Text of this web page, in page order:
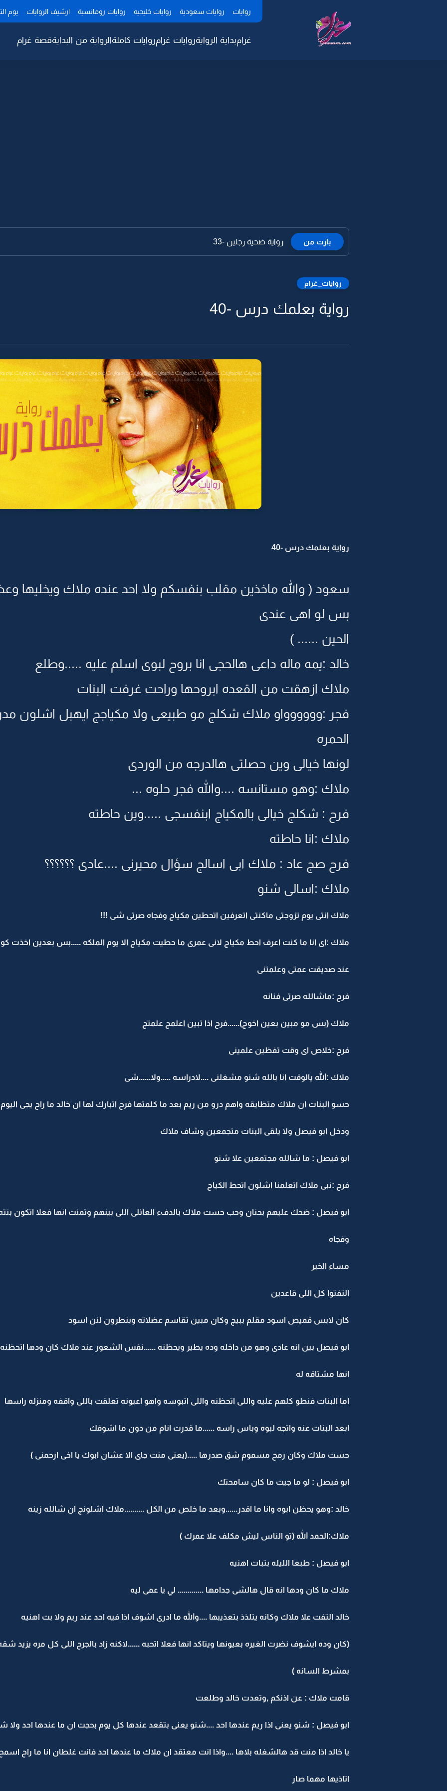
روايات روايات سعودية روايات خليجيه روايات رومانسية ارشيف الروايات يوم
غرامبداية الروايةروايات غرامروايات كاملةالرواية من البدايةقصة غرام
بارت من رواية ضحية رجلين -32
روايات_غرام
رواية بعلمك درس -40
رواية بعلمك درس -40
سعود ( والله ماخذين مقلب بنفسكم ولا احد عنده ملاك ويخليها
بس لو اهى عندى
الحين ...... )
خالد :يمه ماله داعى هالحجى انا بروح لبوى اسلم عليه .....وطلع
ملاك ازهقت من القعده ابروحها وراحت غرفت البنات
فجر :وووووواو ملاك شكلج مو طبيعى ولا مكياجج ايهبل اشلون
الحمره
لونها خيالى وين حصلتى هالدرجه من الوردى
ملاك :وهو مستانسه ....والله فجر حلوه ...
فرح : شكلج خيالى بالمكياج ابنفسجى .....وين حاطته
ملاك :انا حاطته
فرح صج عاد : ملاك ابى اسالج سؤال محيرنى ....عادى ؟؟؟؟؟؟
ملاك :اسالى شنو
ملاك انتى يوم تزوجتى ماكنتى اتعرفين اتحطين مكياج وفجاه صرتى شى !!!
ملاك :اى انا ما كنت اعرف احط مكياج لانى عمرى ما حطيت مكياج الا يوم الملكه .....بس بعدين اخذت
عند صديقت عمتى وعلمتنى
فرح :ماشالله صرتى فنانه
ملاك (بس مو مبين بعين اخوج)......فرح اذا تبين اعلمج علمتج
فرح :خلاص اى وقت تفظين علمينى
ملاك :الله يالوقت انا بالله شنو مشغلنى ....لادراسه .....ولا......شى
حسو البنات ان ملاك متظايقه واهم درو من ريم بعد ما كلمتها فرح اتبارك لها ان خالد ما راح يجى اليوم
ودخل ابو فيصل ولا يلقى البنات متجمعين وشاف ملاك
ابو فيصل : ما شالله مجتمعين علا شنو
فرح :نبى ملاك اتعلمنا اشلون اتحط الكياج
ابو فيصل : ضحك عليهم بحنان وحب حست ملاك بالدفء العائلى اللى بينهم وتمنت انها فعلا اتكون
وفجاه
مساء الخير
التفتوا كل اللى قاعدين
كان لابس قميص اسود مقلم ببيج وكان مبين تقاسم عضلاته وبنطرون لنن اسود
ابو فيصل بين انه عادى وهو من داخله وده يطير ويحظنه ......نفس الشعور عند ملاك كان ودها اتحظنه
انها مشتاقه له
اما البنات فنطو كلهم عليه واللى اتحظنه واللى اتبوسه واهو اعيونه تعلقت باللى واقفه ومنزله راسها
ابعد البنات عنه واتجه لبوه وباس راسه ......ما قدرت انام من دون ما اشوفك
حست ملاك وكان رمح مسموم شق صدرها .....(يعنى منت جاى الا عشان ابوك يا اخى ارحمنى )
ابو فيصل : لو ما جيت ما كان سامحتك
خالد :وهو يحظن ابوه وانا ما اقدر......وبعد ما خلص من الكل ..........ملاك اشلونج ان شالله زينه
ملاك:الحمد الله (تو الناس ليش مكلف علا عمرك )
ابو فيصل : طبعا الليله بتبات اهنيه
ملاك ما كان ودها انه قال هالشى جدامها ............. لي يا عمى ليه
خالد التفت علا ملاك وكانه يتلذذ بتعذيبها ....والله ما ادرى اشوف اذا فيه احد عند ريم ولا بت اهنيه
(كان وده ايشوف نضرت الغيره بعيونها ويتاكد انها فعلا اتحبه ......لاكنه زاد بالجرح اللى كل مره يزيد
بمشرط السانه )
قامت ملاك : عن اذنكم ,وتعدت خالد وطلعت
ابو فيصل : شنو يعنى اذا ريم عندها احد ....شنو يعنى بتقعد عندها كل يوم بحجت ان ما عندها احد ولا
يا خالد اذا منت قد هالشغله بلاها ....واذا انت معتقد ان ملاك ما عندها احد فانت غلطان انا ما راح
اتاذيها مهما صار